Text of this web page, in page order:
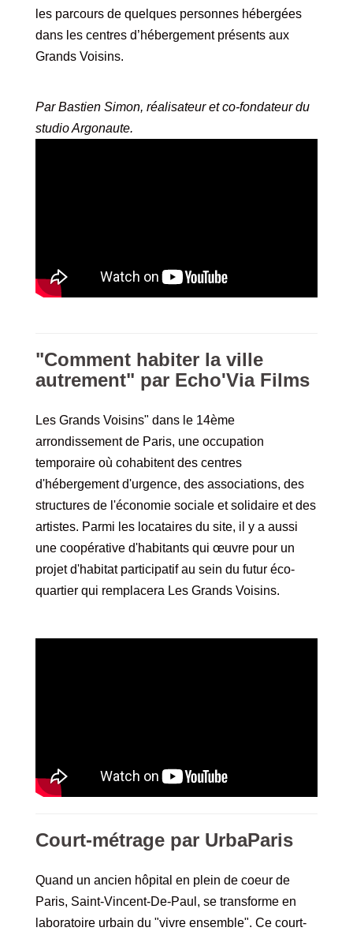
les parcours de quelques personnes hébergées
dans les centres d’hébergement présents aux
Grands Voisins.
Par Bastien Simon, réalisateur et co-fondateur du
studio Argonaute.
"Comment habiter la ville
autrement" par Echo'Via Films
Les Grands Voisins" dans le 14ème
arrondissement de Paris, une occupation
temporaire où cohabitent des centres
d'hébergement d'urgence, des associations, des
structures de l'économie sociale et solidaire et des
artistes. Parmi les locataires du site, il y a aussi
une coopérative d'habitants qui œuvre pour un
projet d'habitat participatif au sein du futur éco-
quartier qui remplacera Les Grands Voisins.
Court-métrage par UrbaParis
Quand un ancien hôpital en plein de coeur de
Paris, Saint-Vincent-De-Paul, se transforme en
laboratoire urbain du "vivre ensemble". Ce court-